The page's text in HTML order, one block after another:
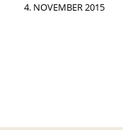
4. NOVEMBER 2015